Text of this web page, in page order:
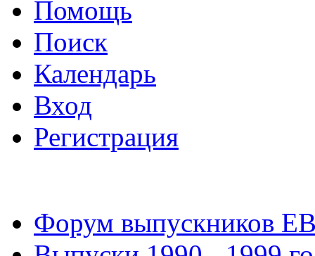
Помощь
Поиск
Календарь
Вход
Регистрация
Форум выпускников